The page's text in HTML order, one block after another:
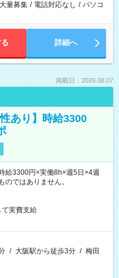
量募集 / 電話対応なし / パソコ
詳細へ
掲載日：2026.08.07
あり】時給3300
3300円×実働8h×週5日×4週
ではありません。
実費支給
/ 大阪駅から徒歩3分 / 梅田